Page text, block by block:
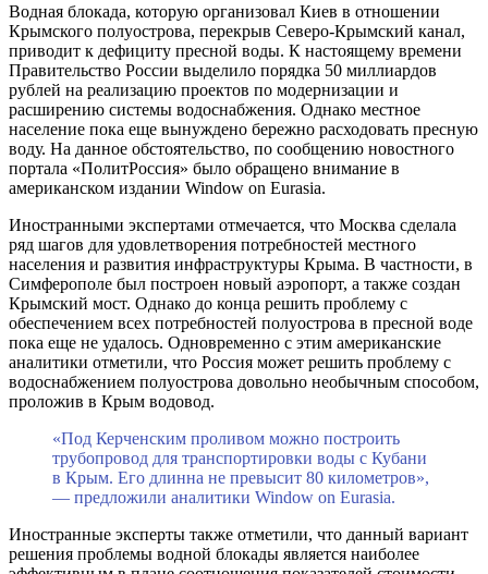
Водная блокада, которую организовал Киев в отношении
Крымского полуострова, перекрыв Северо-Крымский канал,
приводит к дефициту пресной воды. К настоящему времени
Правительство России выделило порядка 50 миллиардов
рублей на реализацию проектов по модернизации и
расширению системы водоснабжения. Однако местное
население пока еще вынуждено бережно расходовать пресную
воду. На данное обстоятельство, по сообщению новостного
портала «ПолитРоссия» было обращено внимание в
американском издании Window on Eurasia.
Иностранными экспертами отмечается, что Москва сделала
ряд шагов для удовлетворения потребностей местного
населения и развития инфраструктуры Крыма. В частности, в
Симферополе был построен новый аэропорт, а также создан
Крымский мост. Однако до конца решить проблему с
обеспечением всех потребностей полуострова в пресной воде
пока еще не удалось. Одновременно с этим американские
аналитики отметили, что Россия может решить проблему с
водоснабжением полуострова довольно необычным способом,
проложив в Крым водовод.
«Под Керченским проливом можно построить
трубопровод для транспортировки воды с Кубани
в Крым. Его длинна не превысит 80 километров»,
— предложили аналитики Window on Eurasia.
Иностранные эксперты также отметили, что данный вариант
решения проблемы водной блокады является наиболее